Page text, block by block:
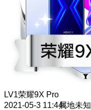
LV1荣耀9X Pro
2021-05-3 11:44属地未知